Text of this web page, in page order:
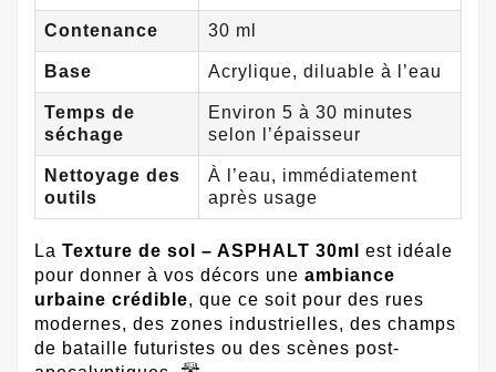
Contenance 30 ml
Base Acrylique, diluable à l’eau
Temps de
séchage
Environ 5 à 30 minutes
selon l’épaisseur
Nettoyage des
outils
À l’eau, immédiatement
après usage
La Texture de sol – ASPHALT 30ml
est idéale
pour donner à vos décors une ambiance
urbaine crédible, que ce soit pour des rues
modernes, des zones industrielles, des champs
de bataille futuristes ou des scènes post-